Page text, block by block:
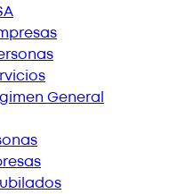
General